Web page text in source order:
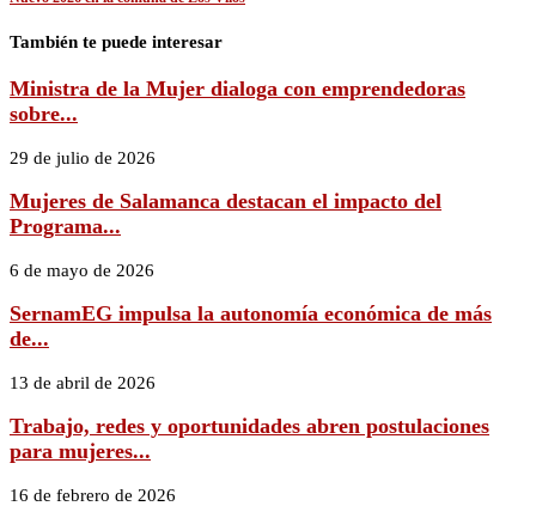
También te puede interesar
Ministra de la Mujer dialoga con emprendedoras
sobre...
29 de julio de 2026
Mujeres de Salamanca destacan el impacto del
Programa...
6 de mayo de 2026
SernamEG impulsa la autonomía económica de más
de...
13 de abril de 2026
Trabajo, redes y oportunidades abren postulaciones
para mujeres...
16 de febrero de 2026